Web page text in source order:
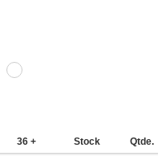
36 + Stock Qtde.